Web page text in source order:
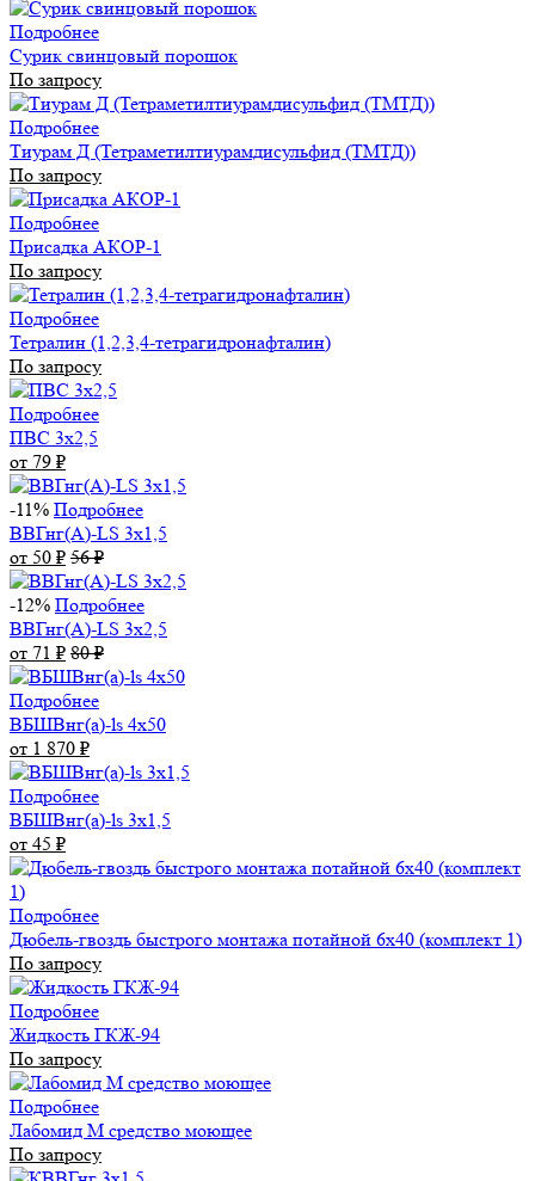
Подробнее
Сурик свинцовый порошок
По запросу
Подробнее
Тиурам Д (Тетраметилтиурамдисульфид (ТМТД))
По запросу
Подробнее
Присадка АКОР-1
По запросу
Подробнее
Тетралин (1,2,3,4-тетрагидронафталин)
По запросу
Подробнее
ПВС 3х2,5
от 79 ₽
-11% Подробнее
ВВГнг(А)-LS 3х1,5
от 50 ₽ 56₽
-12% Подробнее
ВВГнг(А)-LS 3х2,5
от 71 ₽ 80₽
Подробнее
ВБШВнг(а)-ls 4x50
от 1 870 ₽
Подробнее
ВБШВнг(а)-ls 3х1,5
от 45 ₽
Подробнее
Дюбель-гвоздь быстрого монтажа потайной 6х40 (комплект 1)
По запросу
Подробнее
Жидкость ГКЖ-94
По запросу
Подробнее
Лабомид М средство моющее
По запросу